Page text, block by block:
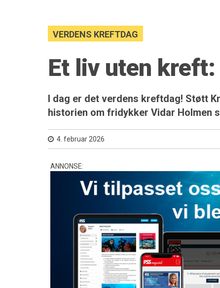
VERDENS KREFTDAG
Et liv uten
I dag er det verdens kreftdag! Støtt
historien om fridykker Vidar Holmen
4. februar 2026
ANNONSE: